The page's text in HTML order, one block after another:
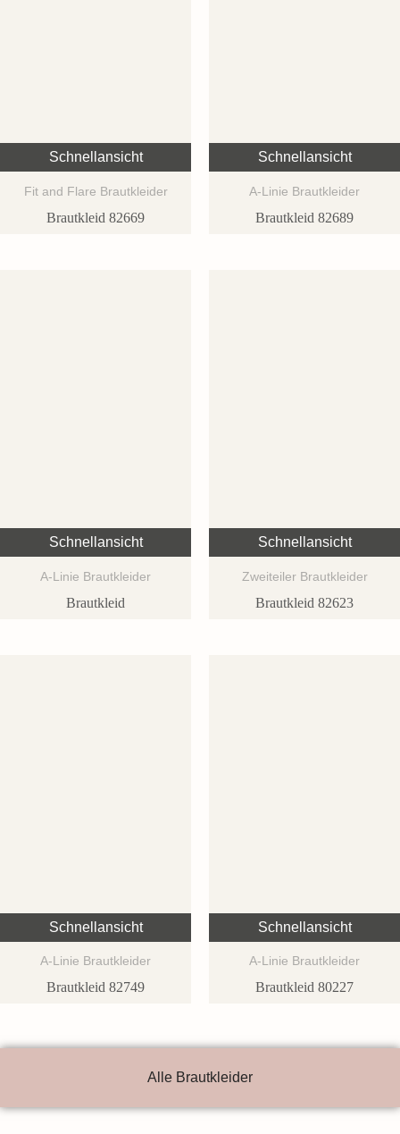
Schnellansicht
Fit and Flare Brautkleider
Brautkleid 82669
Schnellansicht
A-Linie Brautkleider
Brautkleid 82689
Schnellansicht
A-Linie Brautkleider
Brautkleid
Schnellansicht
Zweiteiler Brautkleider
Brautkleid 82623
Schnellansicht
A-Linie Brautkleider
Brautkleid 82749
Schnellansicht
A-Linie Brautkleider
Brautkleid 80227
Alle Brautkleider